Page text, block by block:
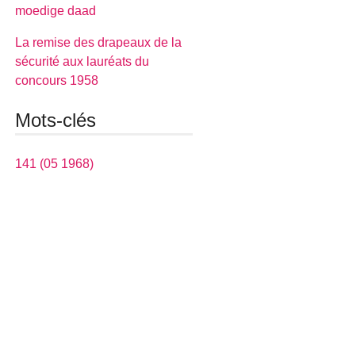
moedige daad
La remise des drapeaux de la
sécurité aux lauréats du
concours 1958
Mots-clés
141 (05 1968)